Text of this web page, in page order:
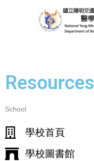
Resources
School
學校首頁
學校圖書館